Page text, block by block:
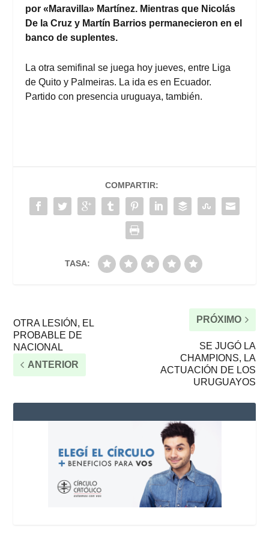
por «Maravilla» Martínez. Mientras que Nicolás
De la Cruz y Martín Barrios permanecieron en el
banco de suplentes.
La otra semifinal se juega hoy jueves, entre Liga
de Quito y Palmeiras. La ida es en Ecuador.
Partido con presencia uruguaya, también.
COMPARTIR:
TASA:
OTRA LESIÓN, EL
PROBABLE DE
NACIONAL
ANTERIOR
PRÓXIMO
SE JUGÓ LA
CHAMPIONS, LA
ACTUACIÓN DE LOS
URUGUAYOS